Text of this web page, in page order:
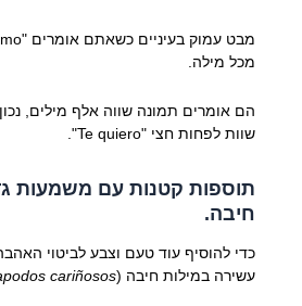
מכל מילה.
הם אומרים תמונה שווה אלף מילים,
שוות לפחות חצי "Te quiero".
תוספות קטנות עם משמעות
חיבה.
כדי להוסיף עוד טעם וצבע לביטוי
עשירה במילות חיבה (cariñosos